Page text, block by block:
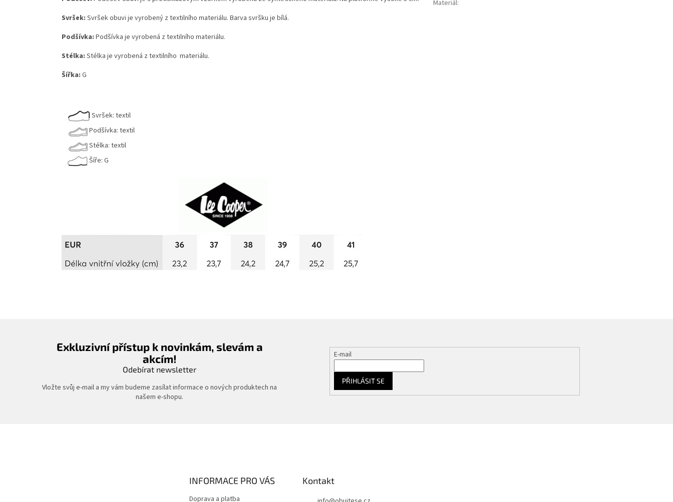
Svršek: Svršek obuvi je vyrobený z textilního materiálu. Barva svršku je bílá.
Podšívka: Podšívka je vyrobená z textilního materiálu.
Stélka: Stélka je vyrobená z textilního materiálu.
Šířka: G
Svršek: textil
Podšívka: textil
Stélka: textil
Šíře: G
Materiál:
Exkluzivní přístup k novinkám, slevám a
akcím!
Odebírat newsletter
Vložte svůj e-mail a my vám budeme zasílat informace o nových produktech na
našem e-shopu.
E-mail
PŘIHLÁSIT SE
INFORMACE PRO VÁS
Doprava a platba
Kontakt